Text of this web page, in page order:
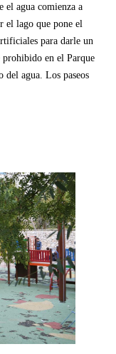
agua comienza a
el lago que pone el
para darle un
prohibido en el Parque
agua. Los paseos